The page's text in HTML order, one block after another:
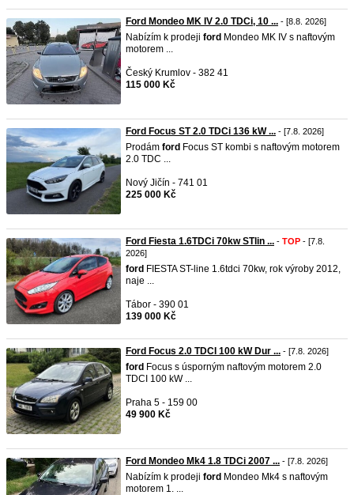
Ford Mondeo MK IV 2.0 TDCi, 10 ... - [8.8. 2026]
Nabízím k prodeji ford Mondeo MK IV s naftovým
motorem ...
Český Krumlov - 382 41
115 000 Kč
Ford Focus ST 2.0 TDCi 136 kW ... - [7.8. 2026]
Prodám ford Focus ST kombi s naftovým motorem
2.0 TDC ...
Nový Jičín - 741 01
225 000 Kč
Ford Fiesta 1.6TDCi 70kw STlin ... - TOP - [7.8.
2026]
ford FIESTA ST-line 1.6tdci 70kw, rok výroby 2012,
naje ...
Tábor - 390 01
139 000 Kč
Ford Focus 2.0 TDCI 100 kW Dur ... - [7.8. 2026]
ford Focus s úsporným naftovým motorem 2.0
TDCI 100 kW ...
Praha 5 - 159 00
49 900 Kč
Ford Mondeo Mk4 1.8 TDCi 2007 ... - [7.8. 2026]
Nabízím k prodeji ford Mondeo Mk4 s naftovým
motorem 1. ...